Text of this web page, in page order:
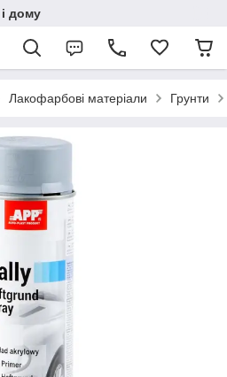
дому
Лакофарбові матеріали Грунти